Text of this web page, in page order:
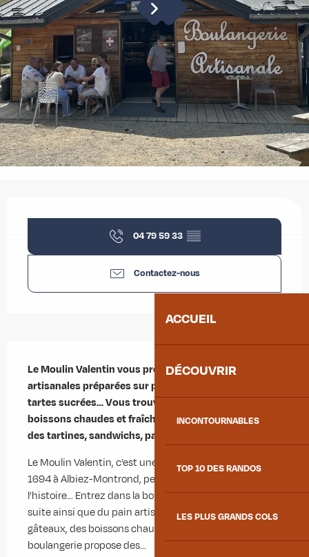
ACCUEIL
DÉCOUVRIR
INCONTOURNABLES
TOP 10 DES RANDOS
LES PLUS GRANDS COLS
04 79 59 33 ▒▒
Contactez-nous
Le Moulin Valentin vous propose ses recettes
artisanales préparées sur place : pains, viennoiseries,
tartes sucrées… Vous trouverez également des
boissons chaudes et fraîches (sans alcool) ainsi que
des tartines, sandwichs, pains spéciaux et desserts.
Le Moulin Valentin, c’est une histoire qui commence en
1694 à Albiez-Montrond, peut-être même avant. C’est
l’histoire… Entrez dans la boulangerie pour découvrir la
suite ainsi que du pain artisanal, des viennoiseries, des
gâteaux, des boissons chaudes et fraîches… La
boulangerie propose des...